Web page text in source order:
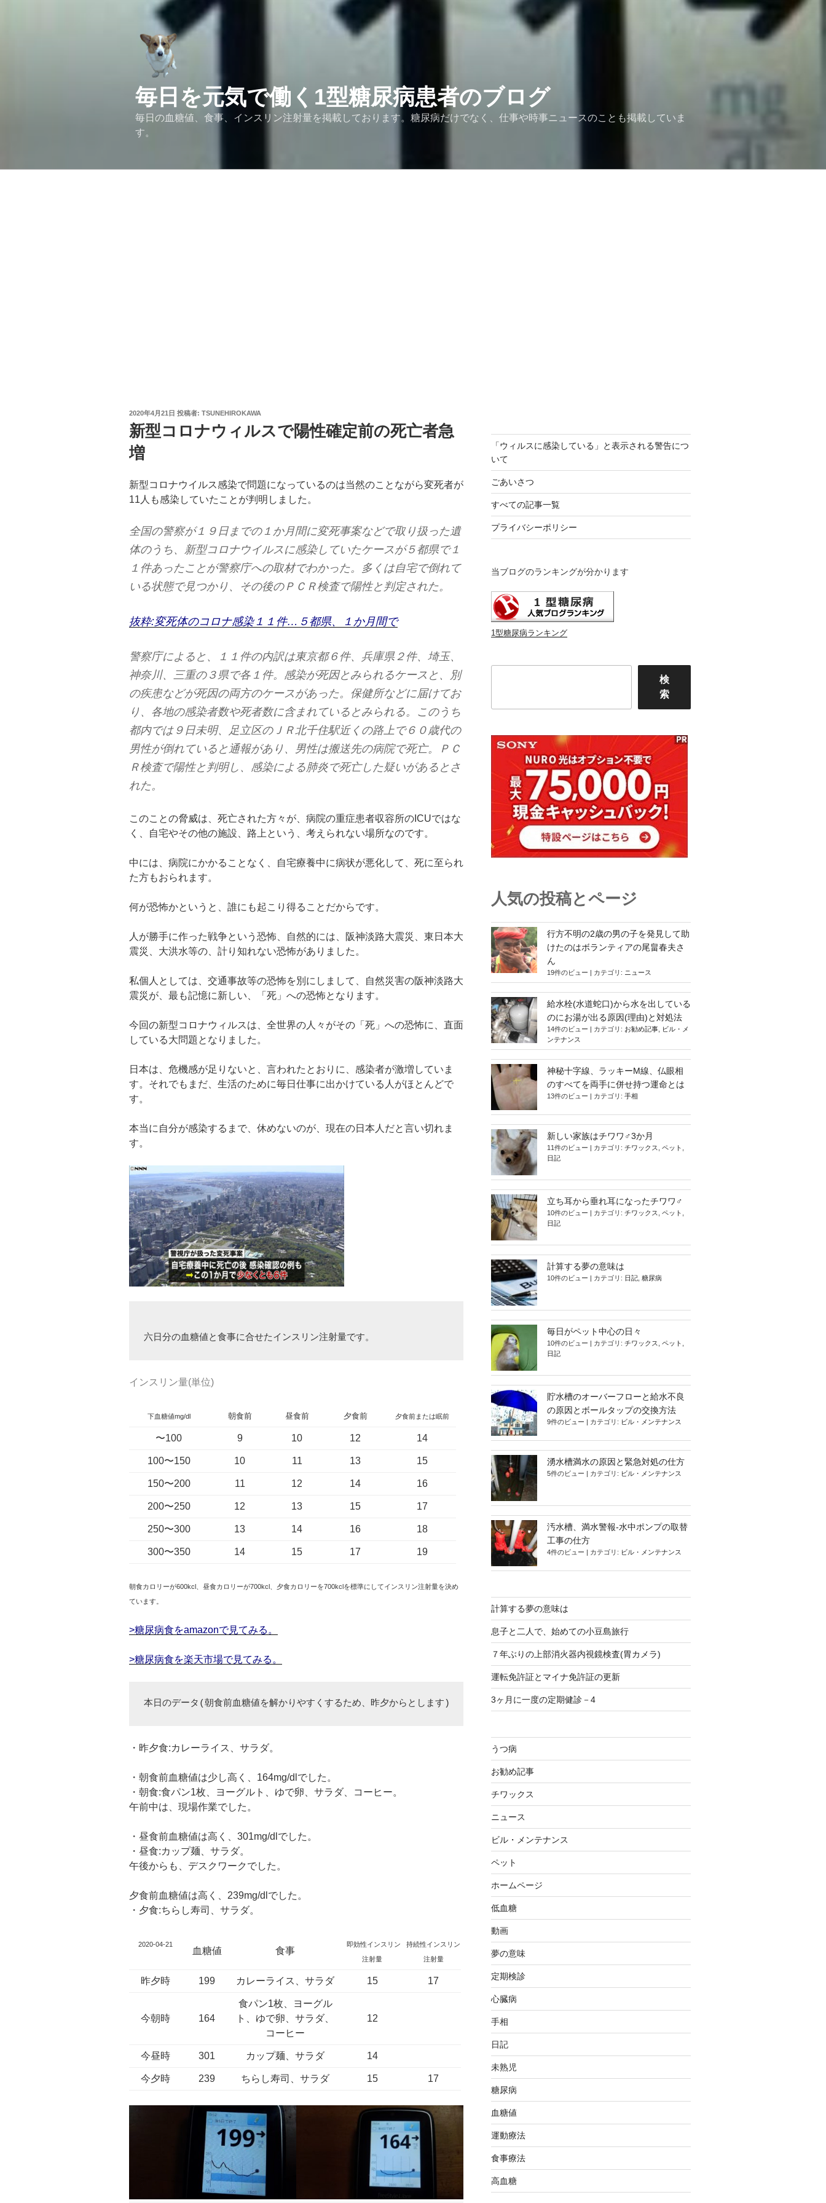
毎日を元気で働く1型糖尿病患者のブログ
毎日の血糖値、食事、インスリン注射量を掲載しております。糖尿病だけでなく、仕事や時事ニュースのことも掲載していま
す。
投
稿
日:
2020年4月21日 投稿者: TSUNEHIROKAWA
新型コロナウィルスで陽性確定前の死亡者急
増
新型コロナウイルス感染で問題になっているのは当然のことながら変死者が
11人も感染していたことが判明しました。
全国の警察が１９日までの１か月間に変死事案などで取り扱った遺
体のうち、新型コロナウイルスに感染していたケースが５都県で１
１件あったことが警察庁への取材でわかった。多くは自宅で倒れて
いる状態で見つかり、その後のＰＣＲ検査で陽性と判定された。
抜粋:変死体のコロナ感染１１件…５都県、１か月間で
警察庁によると、１１件の内訳は東京都６件、兵庫県２件、埼玉、
神奈川、三重の３県で各１件。感染が死因とみられるケースと、別
の疾患などが死因の両方のケースがあった。保健所などに届けてお
り、各地の感染者数や死者数に含まれているとみられる。このうち
都内では９日未明、足立区のＪＲ北千住駅近くの路上で６０歳代の
男性が倒れていると通報があり、男性は搬送先の病院で死亡。ＰＣ
Ｒ検査で陽性と判明し、感染による肺炎で死亡した疑いがあるとさ
れた。
このことの脅威は、死亡された方々が、病院の重症患者収容所のICUではな
く、自宅やその他の施設、路上という、考えられない場所なのです。
中には、病院にかかることなく、自宅療養中に病状が悪化して、死に至られ
た方もおられます。
何が恐怖かというと、誰にも起こり得ることだからです。
人が勝手に作った戦争という恐怖、自然的には、阪神淡路大震災、東日本大
震災、大洪水等の、計り知れない恐怖がありました。
私個人としては、交通事故等の恐怖を別にしまして、自然災害の阪神淡路大
震災が、最も記憶に新しい、「死」への恐怖となります。
今回の新型コロナウィルスは、全世界の人々がその「死」への恐怖に、直面
している大問題となりました。
日本は、危機感が足りないと、言われたとおりに、感染者が激増していま
す。それでもまだ、生活のために毎日仕事に出かけている人がほとんどで
す。
本当に自分が感染するまで、休めないのが、現在の日本人だと言い切れま
す。
六日分の血糖値と食事に合せたインスリン注射量です。
インスリン量(単位)
下血糖値mg/dl 朝食前 昼食前 夕食前 夕食前または眠前
〜100 9 10 12 14
100〜150 10 11 13 15
150〜200 11 12 14 16
200〜250 12 13 15 17
250〜300 13 14 16 18
300〜350 14 15 17 19
朝食カロリーが600kcl、昼食カロリーが700kcl、夕食カロリーを700kclを標準にしてインスリン注射量を決め
ています。
>糖尿病食をamazonで見てみる。
>糖尿病食を楽天市場で見てみる。
本日のデータ(朝食前血糖値を解かりやすくするため、昨夕からとします)
・昨夕食:カレーライス、サラダ。
・朝食前血糖値は少し高く、164mg/dlでした。
・朝食:食パン1枚、ヨーグルト、ゆで卵、サラダ、コーヒー。
午前中は、現場作業でした。
・昼食前血糖値は高く、301mg/dlでした。
・昼食:カップ麺、サラダ。
午後からも、デスクワークでした。
夕食前血糖値は高く、239mg/dlでした。
・夕食:ちらし寿司、サラダ。
2020-04-21
血糖値 食事
即効性インスリン
注射量
持続性インスリン
注射量
昨夕時 199 カレーライス、サラダ 15 17
今朝時 164
食パン1枚、ヨーグル
ト、ゆで卵、サラダ、
コーヒー
12
今昼時 301 カップ麺、サラダ 14
今夕時 239 ちらし寿司、サラダ 15 17
「ウィルスに感染している」と表示される警告につ
いて
ごあいさつ
すべての記事一覧
プライバシーポリシー
当ブログのランキングが分かります
1型糖尿病ランキング
検
索
人気の投稿とページ
行方不明の2歳の男の子を発見して助
けたのはボランティアの尾畠春夫さ
ん
19件のビュー | カテゴリ: ニュース
給水栓(水道蛇口)から水を出している
のにお湯が出る原因(理由)と対処法
14件のビュー | カテゴリ: お勧め記事,
ビル・メ
ンテナンス
神秘十字線、ラッキーM線、仏眼相
のすべてを両手に併せ持つ運命とは
13件のビュー | カテゴリ: 手相
新しい家族はチワワ♂3か月
11件のビュー | カテゴリ: チワックス ペット
日記
立ち耳から垂れ耳になったチワワ♂
10件のビュー | カテゴリ: チワックス ペット
日記
計算する夢の意味は
10件のビュー | カテゴリ: 日記, 糖尿病
毎日がペット中心の日々
10件のビュー | カテゴリ: チワックス ペット
日記
貯水槽のオーバーフローと給水不良
の原因とボールタップの交換方法
9件のビュー | カテゴリ: ビル・メンテナンス
湧水槽満水の原因と緊急対処の仕方
5件のビュー | カテゴリ: ビル・メンテナンス
汚水槽、満水警報-水中ポンプの取替
工事の仕方
4件のビュー | カテゴリ: ビル・メンテナンス
計算する夢の意味は
息子と二人で、始めての小豆島旅行
７年ぶりの上部消火器内視鏡検査(胃カメラ)
運転免許証とマイナ免許証の更新
3ヶ月に一度の定期健診－4
うつ病
お勧め記事
チワックス
ニュース
ビル・メンテナンス
ペット
ホームページ
低血糖
動画
夢の意味
定期検診
心臓病
手相
日記
未熟児
糖尿病
血糖値
運動療法
食事療法
高血糖